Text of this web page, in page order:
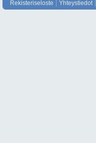
Rekisteriseloste Yhteystiedot